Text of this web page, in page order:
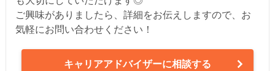
ご興味がありましたら、詳細をお伝えしますので、お
気軽にお問い合わせください！
キャリアアドバイザーに相談する